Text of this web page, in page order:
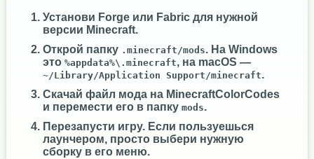
Установи Forge или Fabric для нужной
версии Minecraft.
Открой папку .minecraft/mods. На Windows
это %appdata%\.minecraft, на macOS —
~/Library/Application Support/minecraft.
Скачай файл мода на MinecraftColorCodes
и перемести его в папку mods.
Перезапусти игру. Если пользуешься
лаунчером, просто выбери нужную
сборку в его меню.